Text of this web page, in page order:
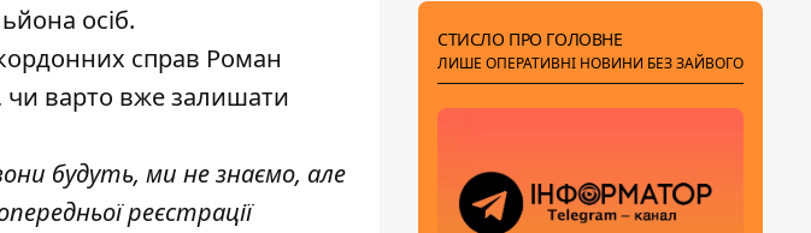
осіб.
справ Роман
чи варто вже залишати
будуть, ми не знаємо, але
реєстрації
СТИСЛО ПРО ГОЛОВНЕ
ЛИШЕ ОПЕРАТИВНІ НОВИНИ БЕЗ ЗАЙВОГО